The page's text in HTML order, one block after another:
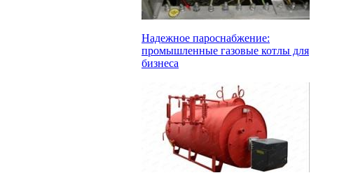
Надежное пароснабжение:
промышленные газовые котлы для
бизнеса